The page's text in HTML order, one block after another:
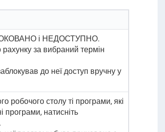
і НЕДОСТУПНО.
за вибраний термін
до неї доступ вручну у
робочого столу ті програми, які
програми, натисніть
.